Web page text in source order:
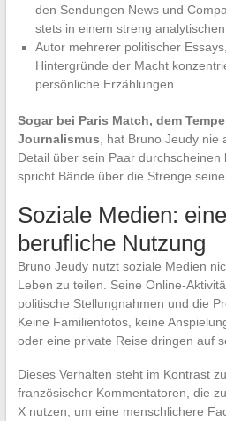
den Sendungen News und
stets in einem streng
Autor mehrerer politischer
Hintergründe der Macht
persönliche Erzählungen
Sogar bei Paris Match, dem
Journalismus , hat Bruno Jeudy
Detail über sein Paar durchscheinen
spricht Bände über die Strenge
Soziale Medien:
berufliche Nutzung
Bruno Jeudy nutzt soziale Medien
Leben zu teilen. Seine Online-
politische Stellungnahmen und die
Keine Familienfotos, keine
oder eine private Reise dringen auf
Dieses Verhalten steht im Kontrast
französischer Kommentatoren, die
X nutzen, um eine menschlichere